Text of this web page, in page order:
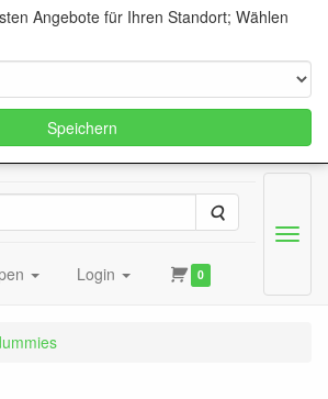
Suche
Login 0
Menu
Angebote für Ihren Standort; Wählen
Speichern